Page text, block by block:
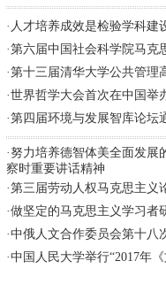
· 人才培养成效是检验学科建
·第六届中国社会科学院马克
·第十三届清华大学公共管理
·世界哲学大会首次在中国举
·第四届环境与发展智库论坛
· 努力培养德智体美全面发展
察时重要讲话精神
·第三届劳动人权马克思主义
·做坚定的马克思主义学习者
·中俄人文合作委员会第十八
·中国人民大学举行“2017年